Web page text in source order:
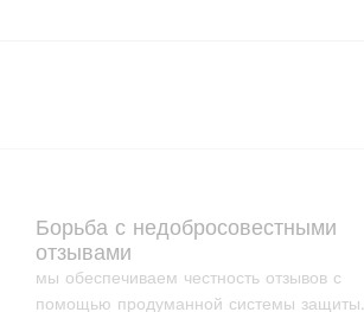
Борьба с недобросовестными
отзывами
мы обеспечиваем честность отзывов с
помощью продуманной системы защиты.